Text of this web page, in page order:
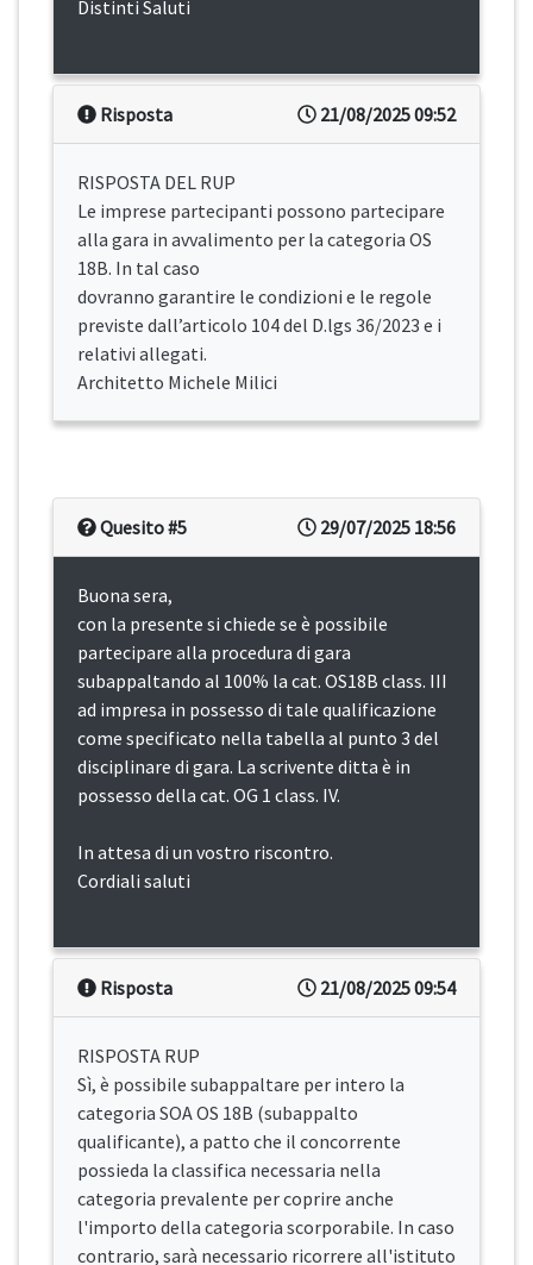
Distinti Saluti
21/08/2025 09:52
Risposta
RISPOSTA DEL RUP
Le imprese partecipanti possono partecipare
alla gara in avvalimento per la categoria OS
18B. In tal caso
dovranno garantire le condizioni e le regole
previste dall’articolo 104 del D.lgs 36/2023 e i
relativi allegati.
Architetto Michele Milici
29/07/2025 18:56
Quesito #5
Buona sera,
con la presente si chiede se è possibile
partecipare alla procedura di gara
subappaltando al 100% la cat. OS18B class. III
ad impresa in possesso di tale qualificazione
come specificato nella tabella al punto 3 del
disciplinare di gara. La scrivente ditta è in
possesso della cat. OG 1 class. IV.
In attesa di un vostro riscontro.
Cordiali saluti
21/08/2025 09:54
Risposta
RISPOSTA RUP
Sì, è possibile subappaltare per intero la
categoria SOA OS 18B (subappalto
qualificante), a patto che il concorrente
possieda la classifica necessaria nella
categoria prevalente per coprire anche
l'importo della categoria scorporabile. In caso
contrario, sarà necessario ricorrere all'istituto